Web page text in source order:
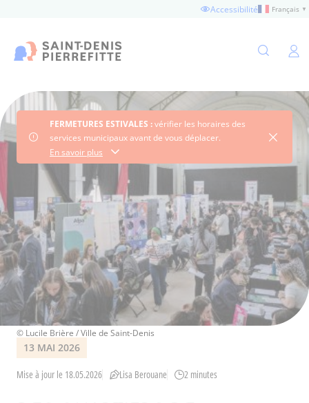
principal
Français ▼
Accessibilité
FERMETURES ESTIVALES :vérifier les horaires des
services municipaux avant de vous déplacer.
Consultez les horaires
En savoir plus
13 MAI 2026
Mise à jour le 18.05.2026 Lisa Berouane 2 minutes
Crédits
© Lucile Brière / Ville de Saint-Denis